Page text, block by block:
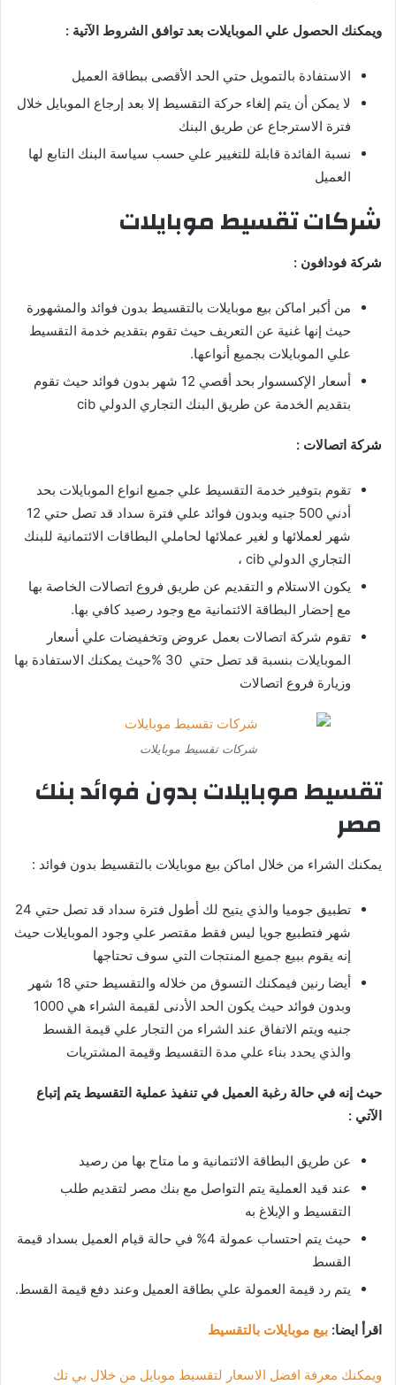
ويمكنك الحصول علي الموبايلات بعد توافق الشروط الآتية :
الاستفادة بالتمويل حتي الحد الأقصى ببطاقة العميل
لا يمكن أن يتم إلغاء حركة التقسيط إلا بعد إرجاع الموبايل خلال
فترة الاسترجاع عن طريق البنك
نسبة الفائدة قابلة للتغيير علي حسب سياسة البنك التابع لها
العميل
شركات تقسيط موبايلات
شركة فودافون :
من أكبر اماكن بيع موبايلات بالتقسيط بدون فوائد والمشهورة
حيث إنها غنية عن التعريف حيث تقوم بتقديم خدمة التقسيط
علي الموبايلات بجميع أنواعها.
أسعار الإكسسوار بحد أقصي 12 شهر بدون فوائد حيث تقوم
بتقديم الخدمة عن طريق البنك التجاري الدولي cib
شركة اتصالات :
تقوم بتوفير خدمة التقسيط علي جميع انواع الموبايلات بحد
أدني 500 جنيه وبدون فوائد علي فترة سداد قد تصل حتي 12
شهر لعملائها و لغير عملائها لحاملي البطاقات الائتمانية للبنك
التجاري الدولي cib ،
يكون الاستلام و التقديم عن طريق فروع اتصالات الخاصة بها
مع إحضار البطاقة الائتمانية مع وجود رصيد كافي بها.
تقوم شركة اتصالات بعمل عروض وتخفيضات علي أسعار
الموبايلات بنسبة قد تصل حتي 30 %حيث يمكنك الاستفادة بها
وزيارة فروع اتصالات
شركات تقسيط موبايلات
تقسيط موبايلات بدون فوائد بنك
مصر
يمكنك الشراء من خلال اماكن بيع موبايلات بالتقسيط بدون فوائد :
تطبيق جوميا والذي يتيح لك أطول فترة سداد قد تصل حتي 24
شهر فتطبيع جويا ليس فقط مقتصر علي وجود الموبايلات حيث
إنه يقوم ببيع جميع المنتجات التي سوف تحتاجها
أيضا رنين فيمكنك التسوق من خلاله والتقسيط حتي 18 شهر
وبدون فوائد حيث يكون الحد الأدنى لقيمة الشراء هي 1000
جنيه ويتم الاتفاق عند الشراء من التجار علي قيمة القسط
والذي يحدد بناء علي مدة التقسيط وقيمة المشتريات
حيث إنه في حالة رغبة العميل في تنفيذ عملية التقسيط يتم إتباع
الآتي :
عن طريق البطاقة الائتمانية و ما متاح بها من رصيد
عند قيد العملية يتم التواصل مع بنك مصر لتقديم طلب
التقسيط و الإبلاغ به
حيث يتم احتساب عمولة 4% في حالة قيام العميل بسداد قيمة
القسط
يتم رد قيمة العمولة علي بطاقة العميل وعند دفع قيمة القسط.
اقرأ ايضا: بيع موبايلات بالتقسيط
ويمكنك معرفة افضل الاسعار لتقسيط موبايل من خلال بي تك